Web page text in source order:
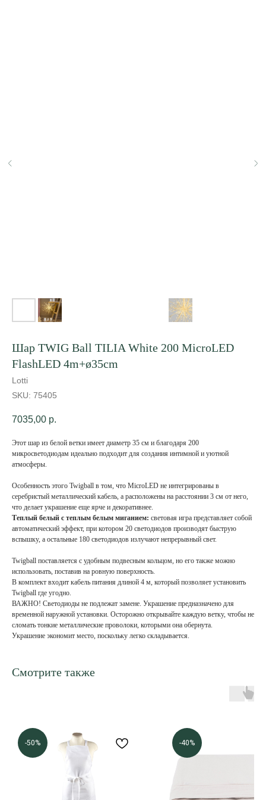
Шар TWIG Ball TILIA White 200 MicroLED
FlashLED 4m+ø35cm
Lotti
SKU: 75405
7035,00 р.
Этот шар из белой ветки имеет диаметр 35 см и благодаря 200
микросветодиодам идеально подходит для создания интимной и уютной
атмосферы.
Особенность этого Twigball в том, что MicroLED не интегрированы в
серебристый металлический кабель, а расположены на расстоянии 3 см от него,
что делает украшение еще ярче и декоративнее.
Теплый белый с теплым белым миганием: световая игра представляет собой
автоматический эффект, при котором 20 светодиодов производят быструю
вспышку, а остальные 180 светодиодов излучают непрерывный свет.
Twigball поставляется с удобным подвесным кольцом, но его также можно
использовать, поставив на ровную поверхность.
В комплект входит кабель питания длиной 4 м, который позволяет установить
Twigball где угодно.
ВАЖНО! Светодиоды не подлежат замене. Украшение предназначено для
временной наружной установки. Осторожно открывайте каждую ветку, чтобы не
сломать тонкие металлические проволоки, которыми она обернута.
Украшение экономит место, поскольку легко складывается.
Смотрите также
-50% -40%